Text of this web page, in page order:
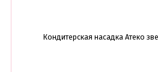
Кондитерская насадка Атеко